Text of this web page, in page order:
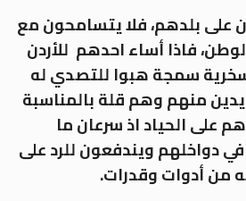
على بلدهم، فلا يتسامحون مع
فاذا أساء احدهم للأردن
سمجة هبوا للتصدي له
منهم وهم قلة بالمناسبة
على الحياد اذ سرعان ما
دواخلهم ويندفعون للرد على
من أدوات وقدرات.